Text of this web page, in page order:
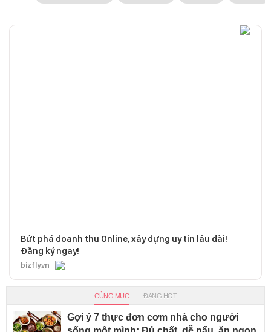
Bứt phá doanh thu Online, xây dựng uy tín lâu dài!
Đăng ký ngay!
bizfly.vn
CÙNG MỤC ĐANG HOT
Gợi ý 7 thực đơn cơm nhà cho người